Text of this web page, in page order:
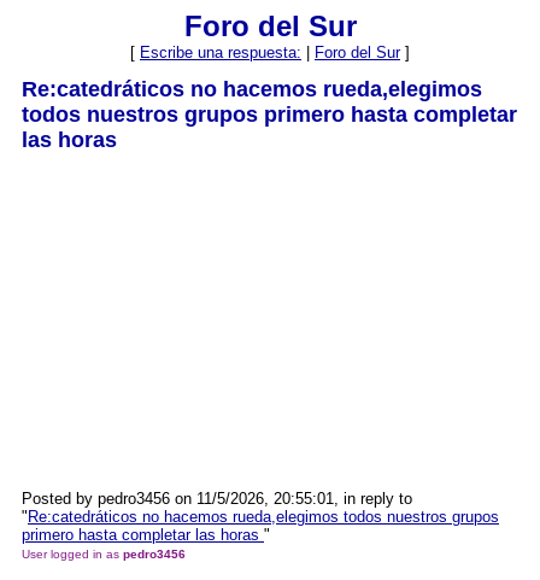
Foro del Sur
[ Escribe una respuesta: Foro del Sur]
Re:catedráticos no hacemos rueda,elegimos
todos nuestros grupos primero hasta completar
las horas
Posted by pedro3456 on 11/5/2026, 20:55:01, in reply to
" Re:catedráticos no hacemos rueda,elegimos todos nuestros grupos
primero hasta completar las horas "
User logged in as pedro3456